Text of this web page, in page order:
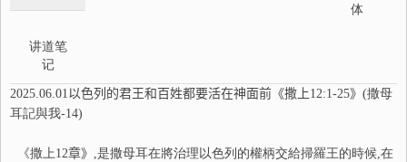
体
讲道笔
记
2025.06.01以色列的君王和百姓都要活在神面前《撒上12:1-25》 (撒母
耳記與我-14)
《撒上12章》 ,是撒母耳在將治理以色列的權柄交給掃羅王的時候,在